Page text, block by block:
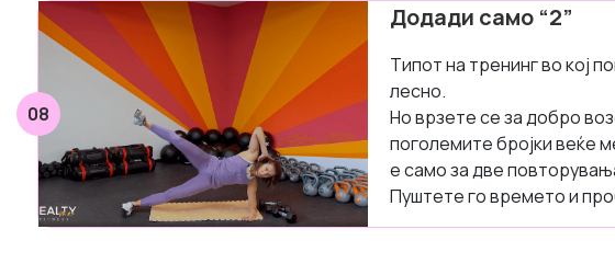
08
Додади само “2”
Типот на тренинг во кој
лесно.
Но врзете се за добро
поголемите бројки веќе
е само за две
Пуштете го времето и